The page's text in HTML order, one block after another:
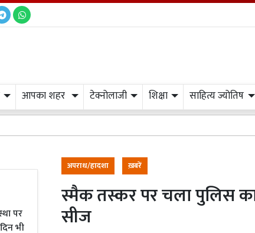
आपका शहर टेक्नोलाजी शिक्षा साहित्य ज्योतिष
पर
भी
अपराध/हादशा ख़बरें
स्मैक तस्कर पर चला पुलिस
सीज